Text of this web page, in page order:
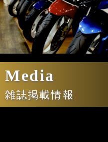
Media
雑誌掲載情報